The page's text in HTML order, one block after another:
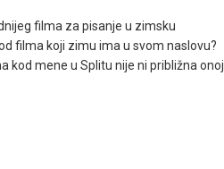
filma za pisanje u zimsku
filma koji zimu ima u svom naslovu?
kod mene u Splitu nije ni približna onoj